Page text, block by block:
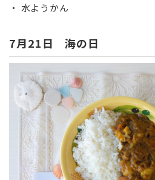
・ 水ようかん
7月21日 海の日